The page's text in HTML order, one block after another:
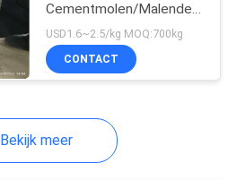
Cementmolen/Malende
Molenvoeringen
ZG30Cr5Mo EB2003
USD1.6~2.5/kg MOQ:700kg
CONTACT
Bekijk meer